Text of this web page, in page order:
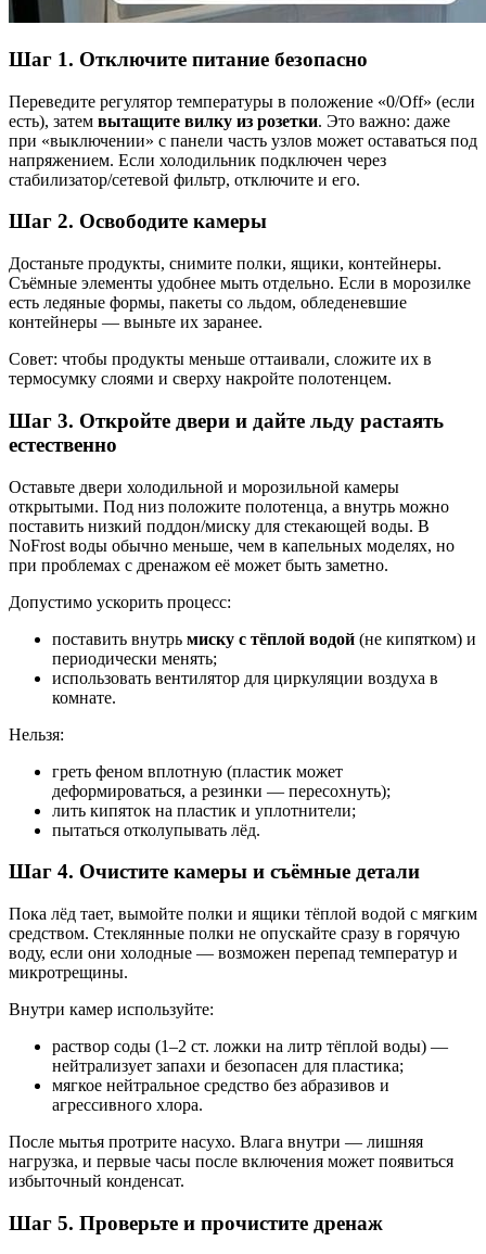
Шаг 1. Отключите питание безопасно
Переведите регулятор температуры в положение «0/Off» (если
есть), затем вытащите вилку из розетки. Это важно: даже
при «выключении» с панели часть узлов может оставаться под
напряжением. Если холодильник подключен через
стабилизатор/сетевой фильтр, отключите и его.
Шаг 2. Освободите камеры
Достаньте продукты, снимите полки, ящики, контейнеры.
Съёмные элементы удобнее мыть отдельно. Если в морозилке
есть ледяные формы, пакеты со льдом, обледеневшие
контейнеры — выньте их заранее.
Совет: чтобы продукты меньше оттаивали, сложите их в
термосумку слоями и сверху накройте полотенцем.
Шаг 3. Откройте двери и дайте льду растаять
естественно
Оставьте двери холодильной и морозильной камеры
открытыми. Под низ положите полотенца, а внутрь можно
поставить низкий поддон/миску для стекающей воды. В
NoFrost воды обычно меньше, чем в капельных моделях, но
при проблемах с дренажом её может быть заметно.
Допустимо ускорить процесс:
поставить внутрь миску с тёплой водой (не кипятком) и
периодически менять;
использовать вентилятор для циркуляции воздуха в
комнате.
Нельзя:
греть феном вплотную (пластик может
деформироваться, а резинки — пересохнуть);
лить кипяток на пластик и уплотнители;
пытаться отколупывать лёд.
Шаг 4. Очистите камеры и съёмные детали
Пока лёд тает, вымойте полки и ящики тёплой водой с мягким
средством. Стеклянные полки не опускайте сразу в горячую
воду, если они холодные — возможен перепад температур и
микротрещины.
Внутри камер используйте:
раствор соды (1–2 ст. ложки на литр тёплой воды) —
нейтрализует запахи и безопасен для пластика;
мягкое нейтральное средство без абразивов и
агрессивного хлора.
После мытья протрите насухо. Влага внутри — лишняя
нагрузка, и первые часы после включения может появиться
избыточный конденсат.
Шаг 5. Проверьте и прочистите дренаж